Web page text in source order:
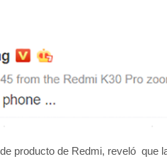
producto de Redmi, reveló que